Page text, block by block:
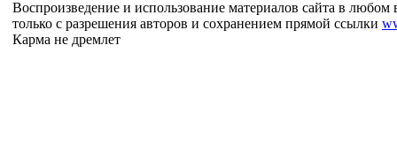
Воспроизведение и использование материалов сайта в любом
только с разрешения авторов и сохранением прямой ссылки
Карма не дремлет